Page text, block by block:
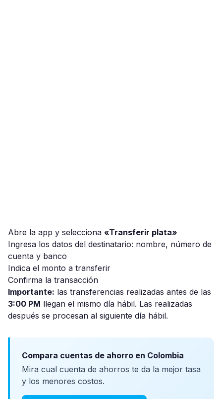
Abre la app y selecciona «Transferir plata»
Ingresa los datos del destinatario: nombre, número de
cuenta y banco
Indica el monto a transferir
Confirma la transacción
Importante: las transferencias realizadas antes de las
3:00 PM llegan el mismo día hábil. Las realizadas
después se procesan al siguiente día hábil.
Compara cuentas de ahorro en Colombia
Mira cual cuenta de ahorros te da la mejor tasa
y los menores costos.